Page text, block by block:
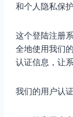
和个人隐私保
这个登陆注册
全地使用我们
认证信息，让
我们的用户认